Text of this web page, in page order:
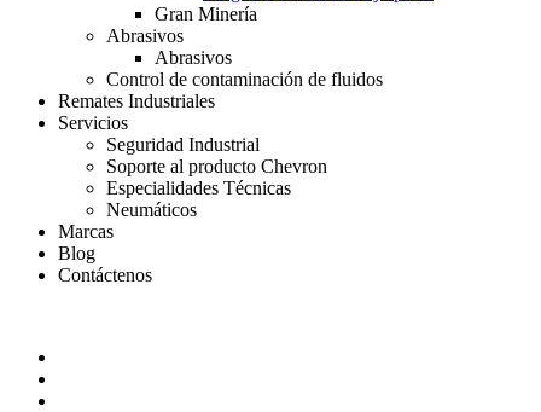
Gran Minería
Abrasivos
Abrasivos
Control de contaminación de fluidos
Remates Industriales
Servicios
Seguridad Industrial
Soporte al producto Chevron
Especialidades Técnicas
Neumáticos
Marcas
Blog
Contáctenos